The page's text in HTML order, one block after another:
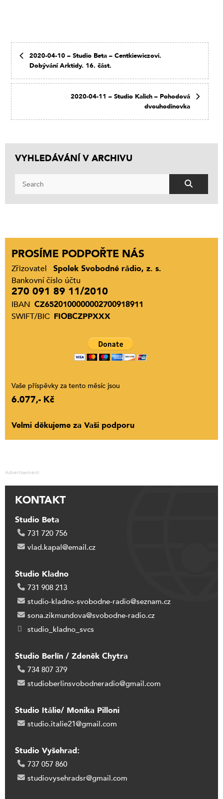
2020-04-10 – Studio Beta – Centkiewiczovi.
Dobývání Arktidy. 16. část.
2020-04-11 – Studio Kalich – Pohodová
dvouhodinovka
VYHLEDÁVÁNÍ V ARCHIVU
PROSÍME PODPOŘTE NÁS
Zřizovatel
Spolek Svobodné rádio, z. s.
Bankovní číslo účtu
270 091 89 11/2010
IBAN CZ6520100000002700918911
SWIFT/BIC FIOBCZPPXXX
Vaše příspěvky za tento měsíc jsou
6.077,- Kč
Velmi děkujeme za Vaši podporu
Advertisement
KONTAKT
Studio Beta
731 720 756
vlad.kapal@email.cz
Studio Kladno
731 908 213
studio-kladno-svobodne-radio@seznam.cz
sona.zikmundova@svobodne-radio.cz
studio_kladno_svcs
Studio Berlín / Zdeněk Chytra
734 807 379
studioberlinsvobodneradio@gmail.com
Studio Itálie/ Monika Pilloni
studio.italie21@gmail.com
Studio Vyšehrad:
737 057 860
studiovysehradsr@gmail.com